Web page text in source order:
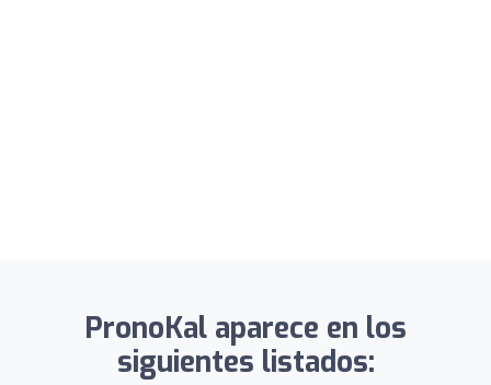
PronoKal aparece en los
siguientes listados: